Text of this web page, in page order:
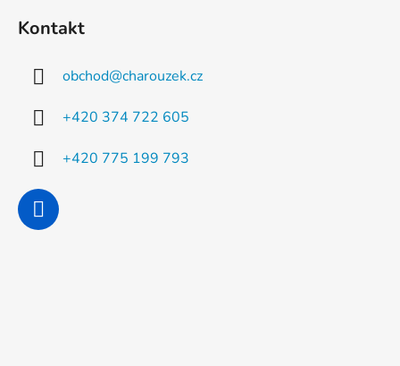
Kontakt
obchod@charouzek.cz
+420 374 722 605
+420 775 199 793